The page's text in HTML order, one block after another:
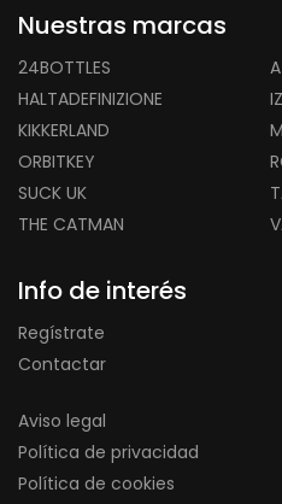
Nuestras marcas
24BOTTLES
HALTADEFINIZIONE
KIKKERLAND
ORBITKEY
SUCK UK
THE CATMAN
Info de interés
Regístrate
Contactar
Aviso legal
Política de privacidad
Política de cookies